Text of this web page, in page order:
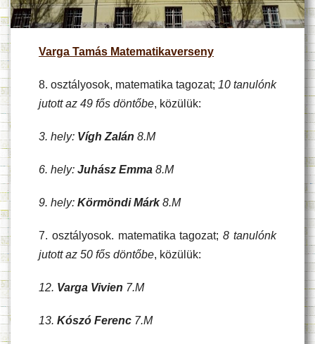
Varga Tamás Matematikaverseny
8. osztályosok, matematika tagozat; 10 tanulónk
jutott az 49 fős döntőbe, közülük:
3. hely: Vígh Zalán 8.M
6. hely: Juhász Emma 8.M
9. hely: Körmöndi Márk8.M
7. osztályosok. matematika tagozat;8 tanulónk
jutott az 50 fős döntőbe, közülük:
12. Varga Vivien 7.M
13. Kószó Ferenc 7.M